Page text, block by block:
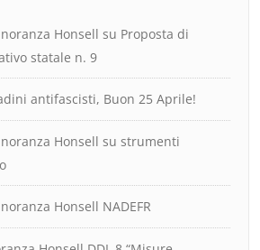
Honsell su Proposta di
statale n. 9
antifascisti, Buon 25 Aprile!
Honsell su strumenti
Honsell NADEFR